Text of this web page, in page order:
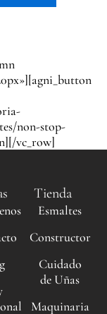
non-stop-
vc_row]
Tienda
Esmaltes
Constructor
Cuidado
de Uñas
Maquinaria